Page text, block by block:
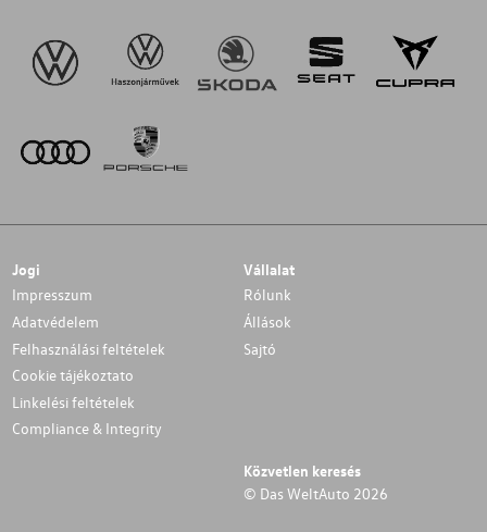
Jogi
Impresszum
Adatvédelem
Felhasználási feltételek
Cookie tájékoztato
Linkelési feltételek
Compliance & Integrity
Vállalat
Rólunk
Állások
Sajtó
Közvetlen keresés
© Das WeltAuto 2026